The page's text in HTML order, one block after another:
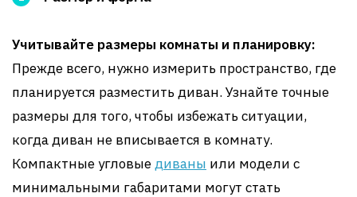
Учитывайте размеры комнаты и планировку:
Прежде всего, нужно измерить пространство, где
планируется разместить диван. Узнайте точные
размеры для того, чтобы избежать ситуации,
когда диван не вписывается в комнату.
Компактные угловыедиваны или модели с
минимальными габаритами могут стать